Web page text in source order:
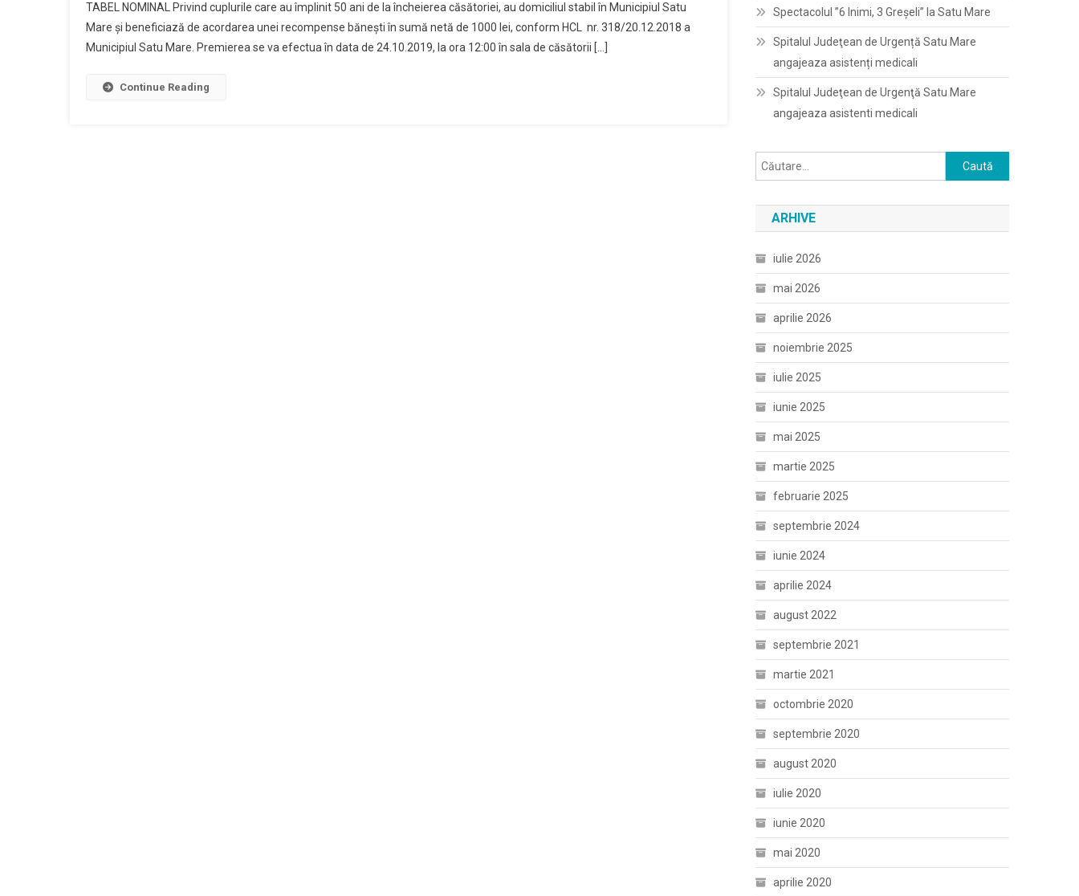
TABEL NOMINAL Privind cuplurile care au împlinit 50 ani de la încheierea căsătoriei, au domiciliul stabil în Municipiul Satu
Mare şi beneficiază de acordarea unei recompense băneşti în sumă netă de 1000 lei, conform HCL nr. 318/20.12.2018 a
Municipiul Satu Mare. Premierea se va efectua în data de 24.10.2019, la ora 12:00 în sala de căsătorii […]
Continue Reading
Spectacolul ”6 Inimi, 3 Greșeli” la Satu Mare
Spitalul Judeţean de Urgență Satu Mare
angajeaza asistenți medicali
Spitalul Judeţean de Urgenţă Satu Mare
angajeaza asistenti medicali
Caută
după:
ARHIVE
iulie 2026
mai 2026
aprilie 2026
noiembrie 2025
iulie 2025
iunie 2025
mai 2025
martie 2025
februarie 2025
septembrie 2024
iunie 2024
aprilie 2024
august 2022
septembrie 2021
martie 2021
octombrie 2020
septembrie 2020
august 2020
iulie 2020
iunie 2020
mai 2020
aprilie 2020